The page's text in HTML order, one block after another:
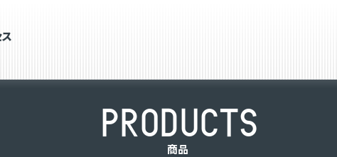
PRODUCTS
商品